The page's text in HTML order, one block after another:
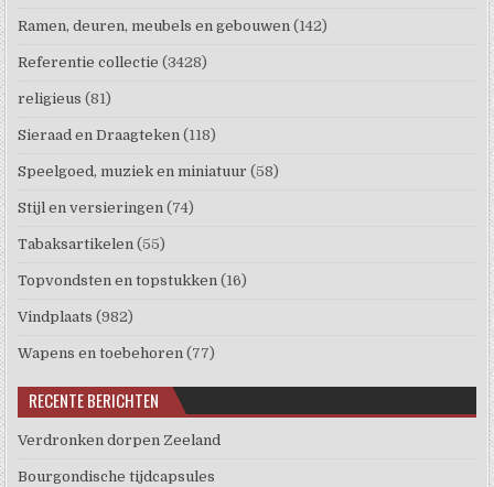
Ramen, deuren, meubels en gebouwen (142)
Referentie collectie (3428)
religieus (81)
Sieraad en Draagteken (118)
Speelgoed, muziek en miniatuur (58)
Stijl en versieringen (74)
Tabaksartikelen (55)
Topvondsten en topstukken (16)
Vindplaats (982)
Wapens en toebehoren (77)
RECENTE BERICHTEN
Verdronken dorpen Zeeland
Bourgondische tijdcapsules